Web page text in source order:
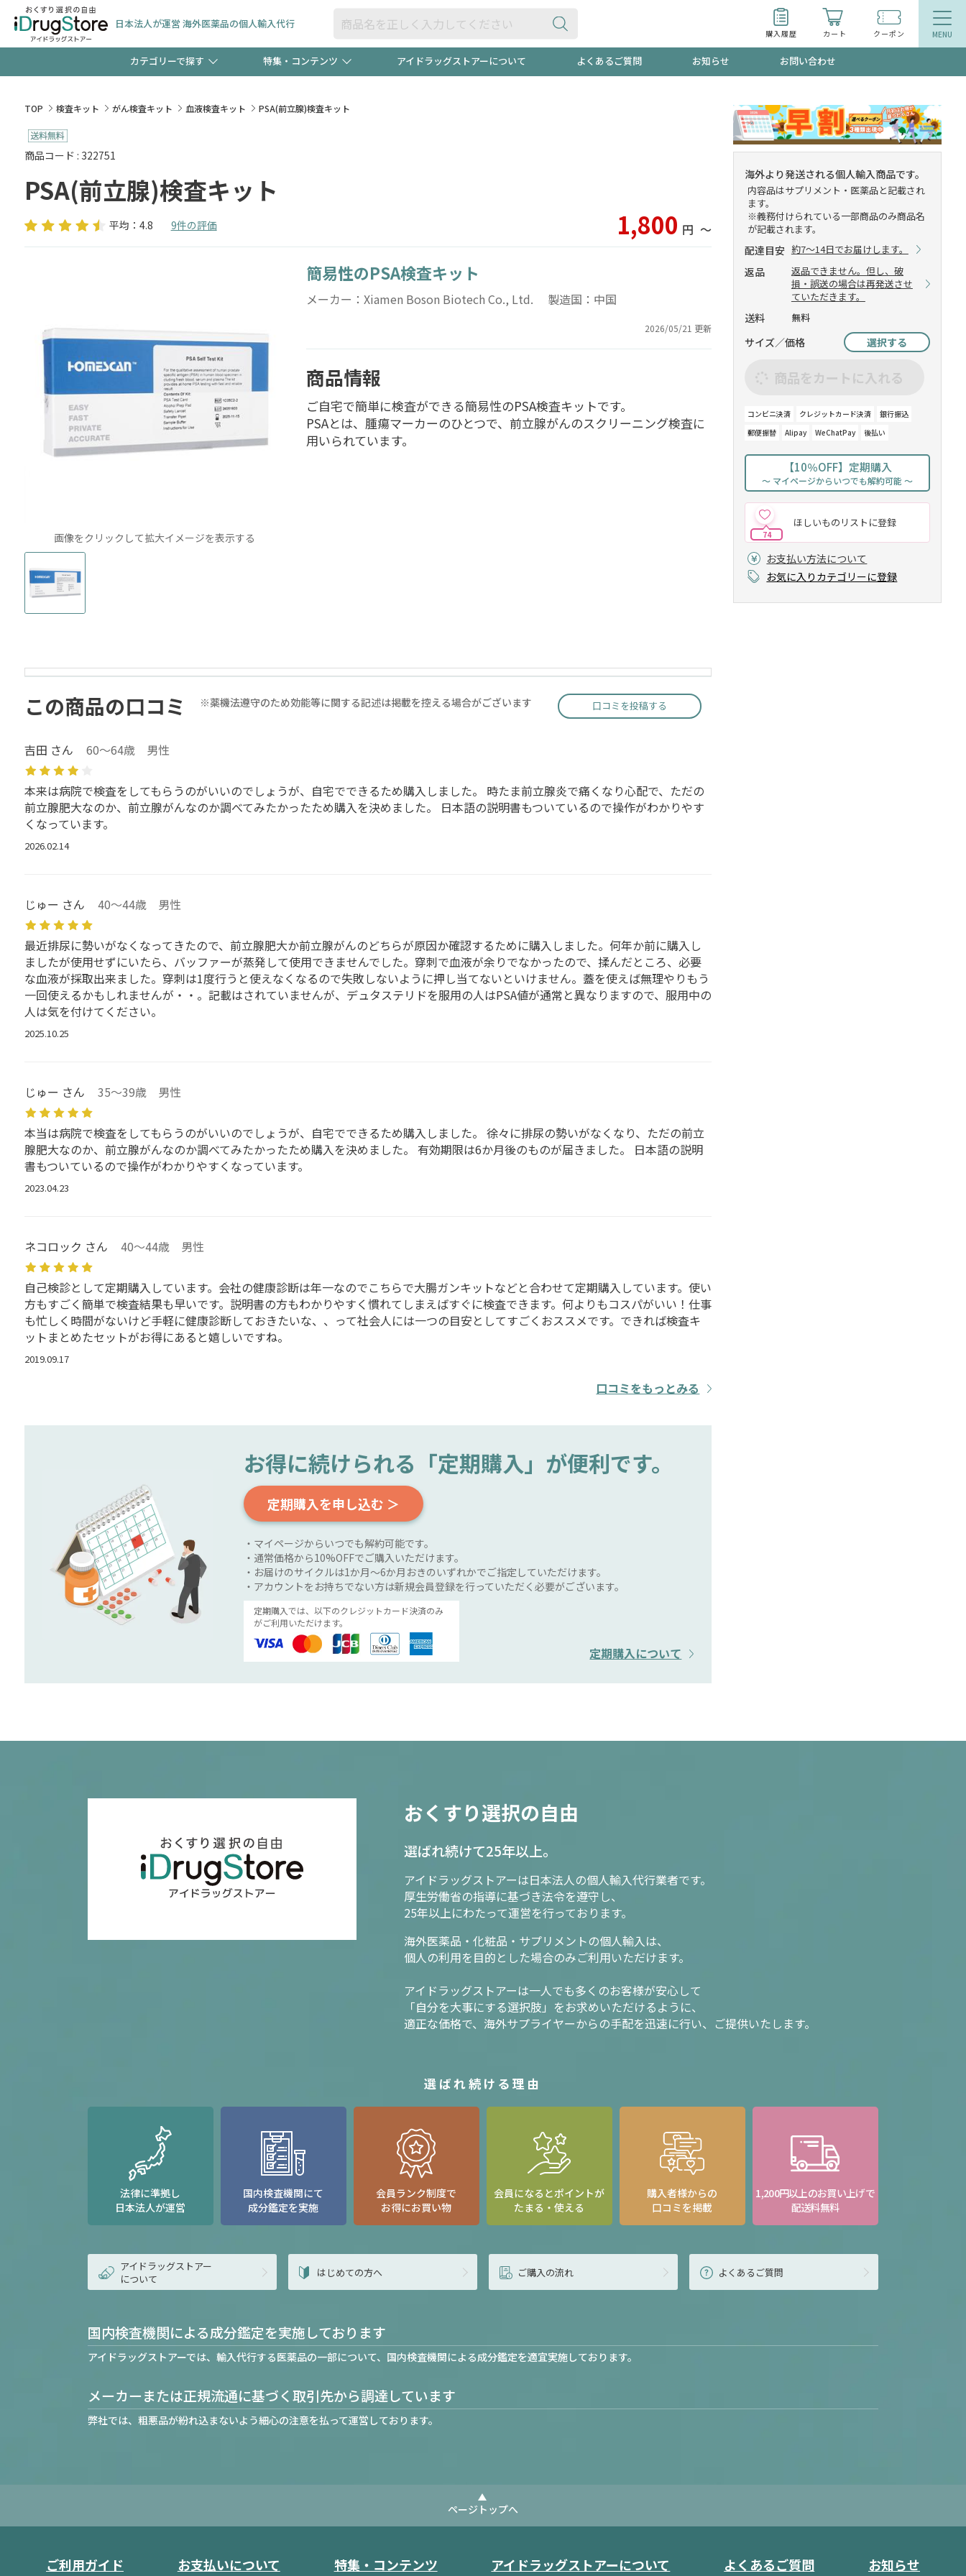
日本法人が運営 海外医薬品の個人輸入代行
購入履歴 カート クーポン
カテゴリーで探す
食品
検査キット
特集・コンテンツ
【早割】お得なクーポン"3種類"出現中！今月のスト
極冷メントールで、夏の頭皮ストレスを完全リセッ
新規登録で！今すぐ使えるクーポンプレゼント中！！ 当店スタッフが贈る音声プログラム
友だち大募集！限定クーポンも不定期配信 今売れているものが一目でわかるランキング
アイドラッグストアーについて よくあるご質問 お知らせ お問い合わせ
TOP 検査キット がん検査キット 血液検査キット PSA(前立腺)検査キット
商品コード : 322751
PSA(前立腺)検査キット
平均：4.8 9件の評価 1,800 円 〜
画像をクリックして拡大イメージを表示する
簡易性のPSA検査キット
メーカー：Xiamen Boson Biotech Co., Ltd. 製造国：中国
2026/05/21 更新
商品情報
ご自宅で簡単に検査ができる簡易性のPSA検査キットです。
PSAとは、腫瘍マーカーのひとつで、前立腺がんのスクリーニング検査に
用いられています。
海外より発送される個人輸入商品です。
内容品はサプリメント・医薬品と記載され
ます。
※義務付けられている一部商品のみ商品名
が記載されます。
配達目安 約7～14日でお届けします。
返品
返品できません。但し、破
損・誤送の場合は再発送させ
ていただきます。
送料 無料
サイズ／価格 選択する
商品をカートに入れる
コンビニ決済 クレジットカード決済
銀行振込
郵便振替
Alipay WeChatPay 後払い
【10％OFF】定期購入
～ マイページからいつでも解約可能 ～
ほしいものリストに登録
74
お支払い方法について
お気に入りカテゴリーに登録
この商品の口コミ ※薬機法遵守のため効能等に関する記述は掲載を控える場合がございます 口コミを投稿する
吉田 さん 60～64歳 男性
本来は病院で検査をしてもらうのがいいのでしょうが、自宅でできるため購入しました。 時たま前立腺炎で痛くなり心配で、ただの
前立腺肥大なのか、前立腺がんなのか調べてみたかったため購入を決めました。 日本語の説明書もついているので操作がわかりやす
くなっています。
2026.02.14
じゅー さん 40～44歳 男性
最近排尿に勢いがなくなってきたので、前立腺肥大か前立腺がんのどちらが原因か確認するために購入しました。何年か前に購入し
ましたが使用せずにいたら、バッファーが蒸発して使用できませんでした。穿刺で血液が余りでなかったので、揉んだところ、必要
な血液が採取出来ました。穿刺は1度行うと使えなくなるので失敗しないように押し当てないといけません。蓋を使えば無理やりもう
一回使えるかもしれませんが・・。記載はされていませんが、デュタステリドを服用の人はPSA値が通常と異なりますので、服用中の
人は気を付けてください。
2025.10.25
じゅー さん 35～39歳 男性
本当は病院で検査をしてもらうのがいいのでしょうが、自宅でできるため購入しました。 徐々に排尿の勢いがなくなり、ただの前立
腺肥大なのか、前立腺がんなのか調べてみたかったため購入を決めました。 有効期限は6か月後のものが届きました。 日本語の説明
書もついているので操作がわかりやすくなっています。
2023.04.23
ネコロック さん 40～44歳 男性
自己検診として定期購入しています。会社の健康診断は年一なのでこちらで大腸ガンキットなどと合わせて定期購入しています。使い
方もすごく簡単で検査結果も早いです。説明書の方もわかりやすく慣れてしまえばすぐに検査できます。何よりもコスパがいい！仕事
も忙しく時間がないけど手軽に健康診断しておきたいな、、って社会人には一つの目安としてすごくおススメです。できれば検査キ
ットまとめたセットがお得にあると嬉しいですね。
2019.09.17
口コミをもっとみる
お得に続けられる 「定期購入」が便利です。
定期購入を申し込む ＞
・マイページからいつでも解約可能です。
・通常価格から10%OFFでご購入いただけます。
・お届けのサイクルは1か月～6か月おきのいずれかでご指定していただけます。
・アカウントをお持ちでない方は新規会員登録を行っていただく必要がございます。
定期購入では、以下のクレジットカード決済のみ
がご利用いただけます。
定期購入について
おくすり選択の自由
選ばれ続けて25年以上。
アイドラッグストアーは日本法人の個人輸入代行業者です。
厚生労働省の指導に基づき法令を遵守し、
25年以上にわたって運営を行っております。
海外医薬品・化粧品・サプリメントの個人輸入は、
個人の利用を目的とした場合のみご利用いただけます。
アイドラッグストアーは一人でも多くのお客様が安心して
「自分を大事にする選択肢」をお求めいただけるように、
適正な価格で、海外サプライヤーからの手配を迅速に行い、ご提供いたします。
選ばれ続ける理由
法律に準拠し
日本法人が運営
国内検査機関にて
成分鑑定を実施
会員ランク制度で
お得にお買い物
会員になるとポイントが
たまる・使える
購入者様からの
口コミを掲載
1,200円以上のお買い上げで
配送料無料
アイドラッグストアー
について
はじめての方へ ご購入の流れ よくあるご質問
国内検査機関による成分鑑定を実施しております
アイドラッグストアーでは、輸入代行する医薬品の一部について、国内検査機関による成分鑑定を適宜実施しております。
メーカーまたは正規流通に基づく取引先から調達しています
弊社では、粗悪品が紛れ込まないよう細心の注意を払って運営しております。
ページトップへ
ご利用ガイド お支払いについて 特集・コンテンツ アイドラッグストアーについて よくあるご質問 お知らせ